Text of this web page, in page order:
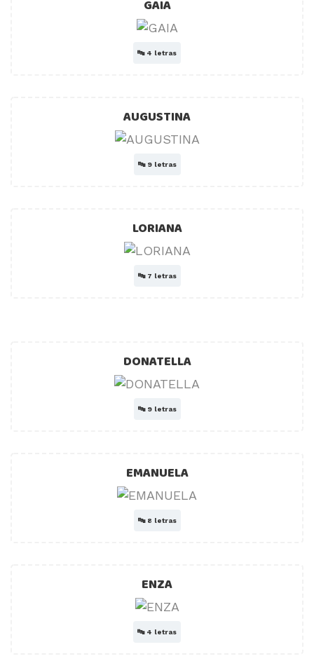
GAIA
🔤 4 letras
AUGUSTINA
🔤 9 letras
LORIANA
🔤 7 letras
DONATELLA
🔤 9 letras
EMANUELA
🔤 8 letras
ENZA
🔤 4 letras